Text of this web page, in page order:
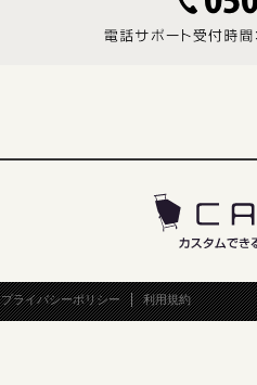
プライバシーポリシー 利用規約